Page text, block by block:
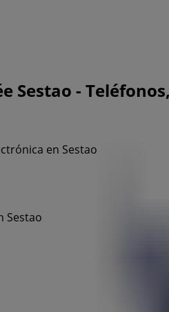
Sestao -
en Sestao
Sestao